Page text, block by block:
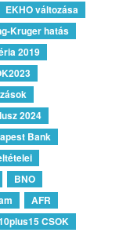
EKHO változása
Kruger hatás
2019
2024
Bank
BNO
AFR
CSOK